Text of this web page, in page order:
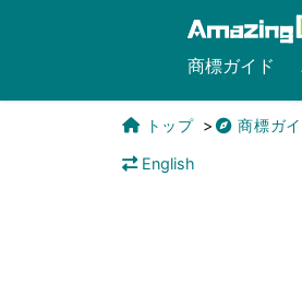
商標ガイド
トップ 商標ガ
English